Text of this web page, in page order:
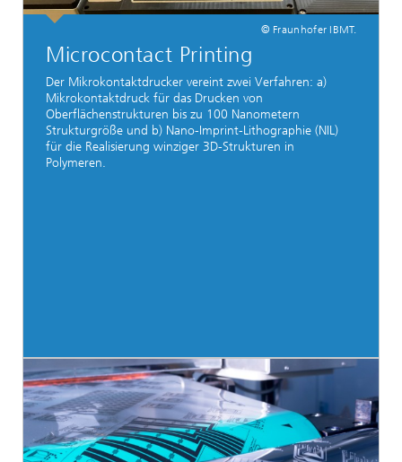
© Fraunhofer IBMT.
Microcontact Printing
Der Mikrokontaktdrucker vereint zwei Verfahren: a)
Mikrokontaktdruck für das Drucken von
Oberflächenstrukturen bis zu 100 Nanometern
Strukturgröße und b) Nano-Imprint-Lithographie (NIL)
für die Realisierung winziger 3D-Strukturen in
Polymeren.